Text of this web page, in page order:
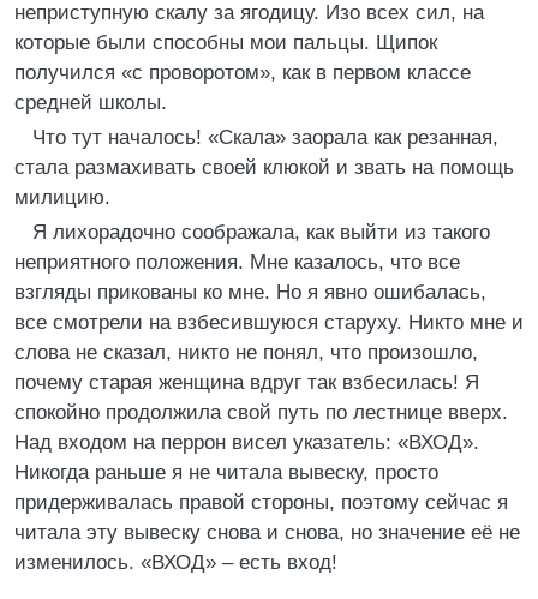
неприступную скалу за ягодицу. Изо всех сил, на
которые были способны мои пальцы. Щипок
получился «с проворотом», как в первом классе
средней школы.
Что тут началось! «Скала» заорала как резанная,
стала размахивать своей клюкой и звать на помощь
милицию.
Я лихорадочно соображала, как выйти из такого
неприятного положения. Мне казалось, что все
взгляды прикованы ко мне. Но я явно ошибалась,
все смотрели на взбесившуюся старуху. Никто мне и
слова не сказал, никто не понял, что произошло,
почему старая женщина вдруг так взбесилась! Я
спокойно продолжила свой путь по лестнице вверх.
Над входом на перрон висел указатель: «ВХОД».
Никогда раньше я не читала вывеску, просто
придерживалась правой стороны, поэтому сейчас я
читала эту вывеску снова и снова, но значение её не
изменилось. «ВХОД» – есть вход!